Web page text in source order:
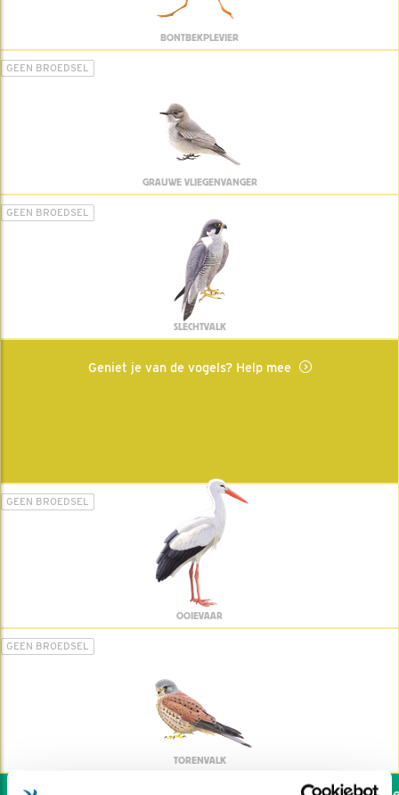
BONTBEKPLEVIER
GEEN BROEDSEL
GRAUWE VLIEGENVANGER
GEEN BROEDSEL
SLECHTVALK
Geniet je van de vogels? Help mee
GEEN BROEDSEL
OOIEVAAR
GEEN BROEDSEL
TORENVALK